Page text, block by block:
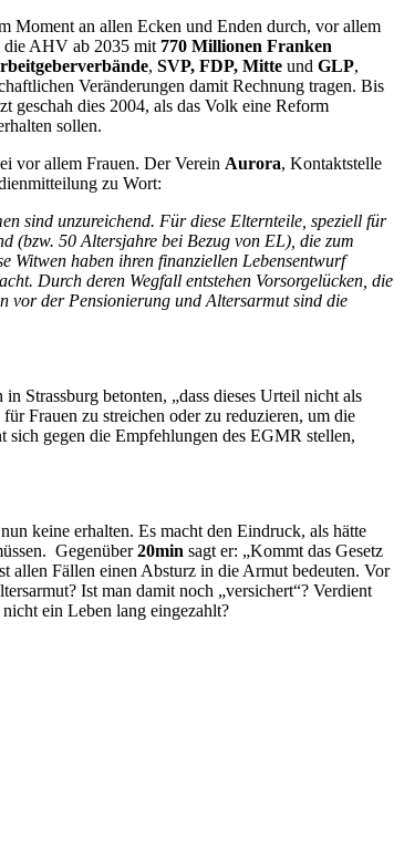
Moment an allen Ecken und Enden durch, vor allem
die AHV ab 2035 mit 770 Millionen Franken
, SVP, FDP, Mitte und GLP,
Veränderungen damit Rechnung tragen. Bis
geschah dies 2004, als das Volk eine Reform
sollen.
vor allem Frauen. Der Verein Aurora, Kontaktstelle
zu Wort:
sind unzureichend. Für diese Elternteile, speziell für
(bzw. 50 Altersjahre bei Bezug von EL), die zum
Witwen haben ihren finanziellen Lebensentwurf
Durch deren Wegfall entstehen Vorsorgelücken, die
vor der Pensionierung und Altersarmut sind die
Strassburg betonten, „dass dieses Urteil nicht als
Frauen zu streichen oder zu reduzieren, um die
sich gegen die Empfehlungen des EGMR stellen,
keine erhalten. Es macht den Eindruck, als hätte
Gegenüber20min sagt er: „Kommt das Gesetz
allen Fällen einen Absturz in die Armut bedeuten. Vor
Ist man damit noch „versichert“? Verdient
ein Leben lang eingezahlt?